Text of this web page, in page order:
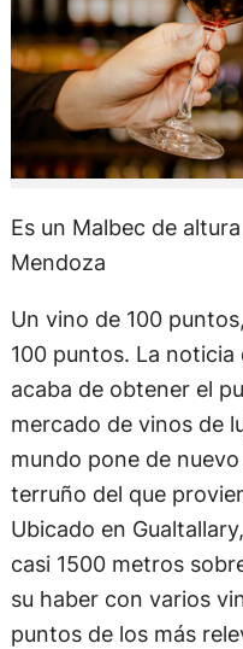
Es un Malbec de
Mendoza
Un vino de 100
100 puntos. La
acaba de obtener el
mercado de vinos de
mundo pone de
terruño del que
Ubicado en
casi 1500 metros
su haber con varios
puntos de los más